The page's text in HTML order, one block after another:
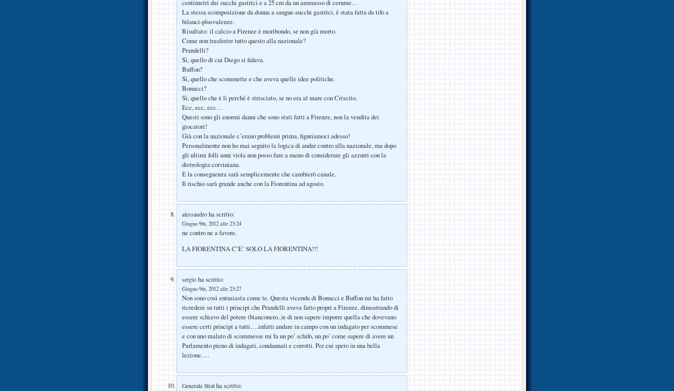
centimetri dai succhi gastrici e a 25 cm da un ammasso di cerume…
La stessa scomposizione da donna a sangue-succhi gastrici, è stata fatta da tifo a
bilanci-plusvalenze.
Risultato: il calcio a Firenze è moribondo, se non già morto.
Come non trasferire tutto questo alla nazionale?
Prandelli?
Sì, quello di cui Diego si fidava.
Buffon?
Sì, quello che scommette e che aveva quelle idee politiche.
Bonucci?
Sì, quello che è lì perché è strisciato, se no era al mare con Criscito.
Ecc, ecc, ecc…
Questi sono gli enormi danni che sono stati fatti a Firenze, non la vendita dei
giocatori!
Già con la nazionale c’erano problemi prima, figuriamoci adesso!
Personalmente non ho mai seguito la logica di andar contro alla nazionale, ma dopo
gli ultimi folli anni viola non posso fare a meno di considerare gli azzurri con la
dietrologia corviniana.
E la conseguenza sarà semplicemente che cambierò canale.
Il rischio sarà grande anche con la Fiorentina ad agosto.
alessandro ha scritto:
Giugno 9th, 2012 alle 23:24
ne contro ne a favore.
LA FIORENTINA C’E’ SOLO LA FIORENTINA!!!
sergio ha scritto:
Giugno 9th, 2012 alle 23:27
Non sono così entusiasta come te. Questa vicenda di Bonucci e Buffon mi ha fatto
ricredere su tutti i principi che Prandelli aveva fatto propri a Firenze, dimostrando di
essere schiavo del potere (bianconero..)e di non sapere imporre quella che dovevano
essere certi principi a tutti….infatti andare in campo con un indagato per scommese
e con uno malato di scommesse mi fa un po’ schifo, un po’ come sapere di avere un
Parlamento pieno di indagati, condannati e corrotti. Per cui spero in una bella
lezione….
Generale Strat ha scritto: